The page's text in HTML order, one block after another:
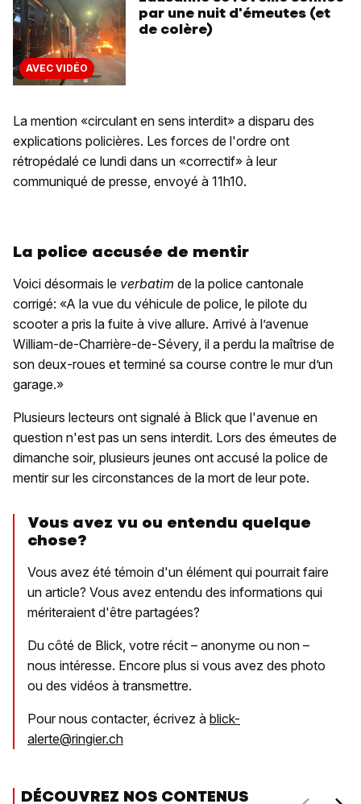
AVEC VIDÉO
par une nuit d'émeutes (et
de colère)
La mention «circulant en sens interdit» a disparu des
explications policières. Les forces de l'ordre ont
rétropédalé ce lundi dans un «correctif» à leur
communiqué de presse, envoyé à 11h10.
La police accusée de mentir
Voici désormais le verbatim de la police cantonale
corrigé: «A la vue du véhicule de police, le pilote du
scooter a pris la fuite à vive allure. Arrivé à l’avenue
William-de-Charrière-de-Sévery, il a perdu la maîtrise de
son deux-roues et terminé sa course contre le mur d’un
garage.»
Plusieurs lecteurs ont signalé à Blick que l'avenue en
question n'est pas un sens interdit. Lors des émeutes de
dimanche soir, plusieurs jeunes ont accusé la police de
mentir sur les circonstances de la mort de leur pote.
Vous avez vu ou entendu quelque
chose?
Vous avez été témoin d'un élément qui pourrait faire
un article? Vous avez entendu des informations qui
mériteraient d'être partagées?
Du côté de Blick, votre récit – anonyme ou non –
nous intéresse. Encore plus si vous avez des photo
ou des vidéos à transmettre.
Pour nous contacter, écrivez à blick-
alerte@ringier.ch
DÉCOUVREZ NOS CONTENUS